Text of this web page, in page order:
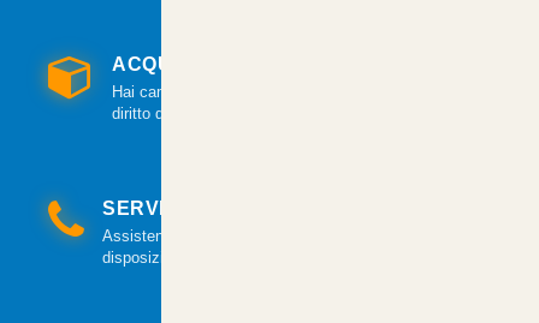
ACQUISTO GARANTITO
Hai cambiato idea? Hai 14 giorni per esercitare il
diritto di recesso.
SERVIZIO CLIENTI
Assistenza clienti via mail e telefonica a tua
disposizione.